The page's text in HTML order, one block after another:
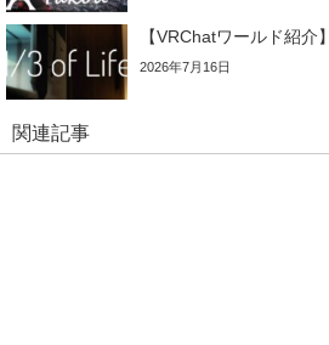
【VRChatワールド紹介
2026年7月16日
関連記事